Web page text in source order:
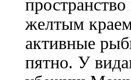
пространство
желтым
активные
пятно. У